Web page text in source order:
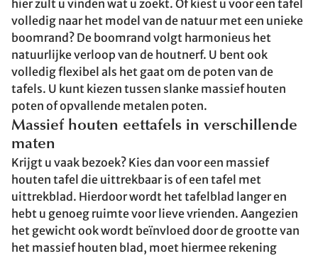
hier zult u vinden wat u zoekt. Of kiest u voor een tafel
volledig naar het model van de natuur met een unieke
boomrand? De boomrand volgt harmonieus het
natuurlijke verloop van de houtnerf. U bent ook
volledig flexibel als het gaat om de poten van de
tafels. U kunt kiezen tussen slanke massief houten
poten of opvallende metalen poten.
Massief houten eettafels in verschillende
maten
Krijgt u vaak bezoek? Kies dan voor een massief
houten tafel die uittrekbaar is of een tafel met
uittrekblad. Hierdoor wordt het tafelblad langer en
hebt u genoeg ruimte voor lieve vrienden. Aangezien
het gewicht ook wordt beïnvloed door de grootte van
het massief houten blad, moet hiermee rekening